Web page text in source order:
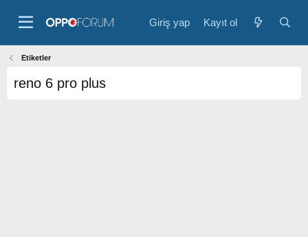
Giriş yap Kayıt ol
Etiketler
reno 6 pro plus